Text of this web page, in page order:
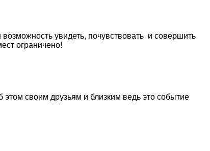
увидеть, почувствовать и совершить
ограничено!
этом своим друзьям и близким ведь это событие